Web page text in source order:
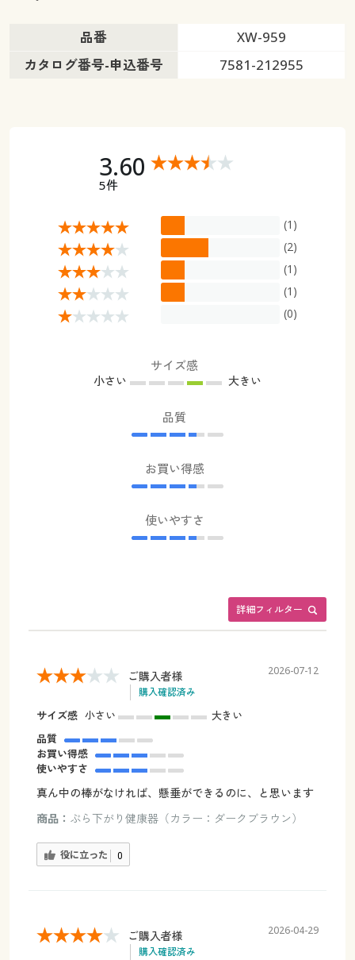
品番
XW-959
カタログ番号-申込番号
7581-212955
3.60
5件
(1)
(2)
(1)
(1)
(0)
サイズ感
小さい 大きい
品質
お買い得感
使いやすさ
詳細フィルター
ご購入者様
購入確認済み
2026-07-12
サイズ感 小さい
大きい
品質
お買い得感
使いやすさ
真ん中の棒がなければ、懸垂ができるのに、と思います
商品： ぶら下がり健康器（カラー：ダークブラウン）
役に立った 0
ご購入者様
購入確認済み
2026-04-29